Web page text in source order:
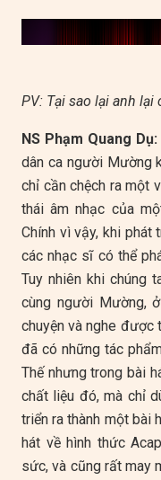
modal
window.
No compatible
PV: Tại sao lại anh
NS Phạm Quang Dụ:
dân ca người Mường
chỉ cần chệch ra một
thái âm nhạc của
Chính vì vậy, khi phát
các nhạc sĩ có thể
Tuy nhiên khi chúng
cùng người Mường,
chuyện và nghe được
đã có những tác
Thế nhưng trong bài
chất liệu đó, mà chỉ
triển ra thành một bài
hát về hình thức
sức, và cũng rất may